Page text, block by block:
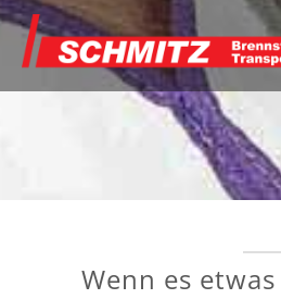
Zum
Wenn es